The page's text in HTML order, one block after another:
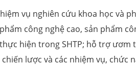
vụ nghiên cứu khoa học và
công nghệ cao, sản phẩm
hiện trong SHTP; hỗ trợ ươm
lược và các nhiệm vụ, chức